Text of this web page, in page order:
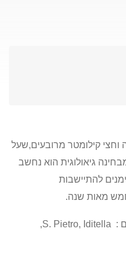
וחצי קילומטר מרובעים,שעל
גיאולוגית הוא נחשב
להתיישבות
מאות שנה.
:
S. Pietro, Iditella
,